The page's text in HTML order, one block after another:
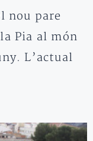
nou pare
Pia al món
L’actual